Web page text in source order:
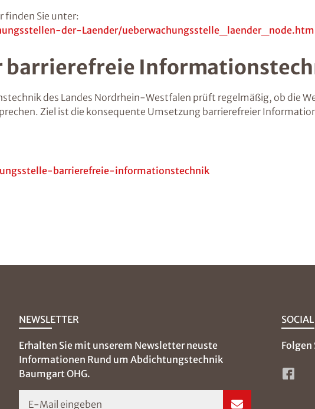
finden Sie unter:
der-Laender/ueberwachungsstelle_laender_node.html
barrierefreie
des Landes Nordrhein-Westfalen prüft regelmäßig, ob die
Ziel ist die konsequente Umsetzung barrierefreier
barrierefreie-informationstechnik
NEWSLETTER
Erhalten Sie mit unserem Newsletter neuste
Informationen Rund um Abdichtungstechnik
Baumgart OHG.
E-Mail eingeben
Folgen